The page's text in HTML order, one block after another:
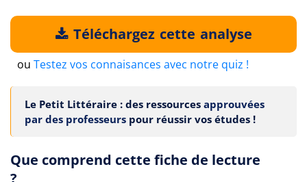
Téléchargez cette analyse
ou Testez vos connaisances avec notre quiz !
Le Petit Littéraire : des ressources approuvées
par des professeurs pour réussir vos études !
Que comprend cette fiche de lecture
?